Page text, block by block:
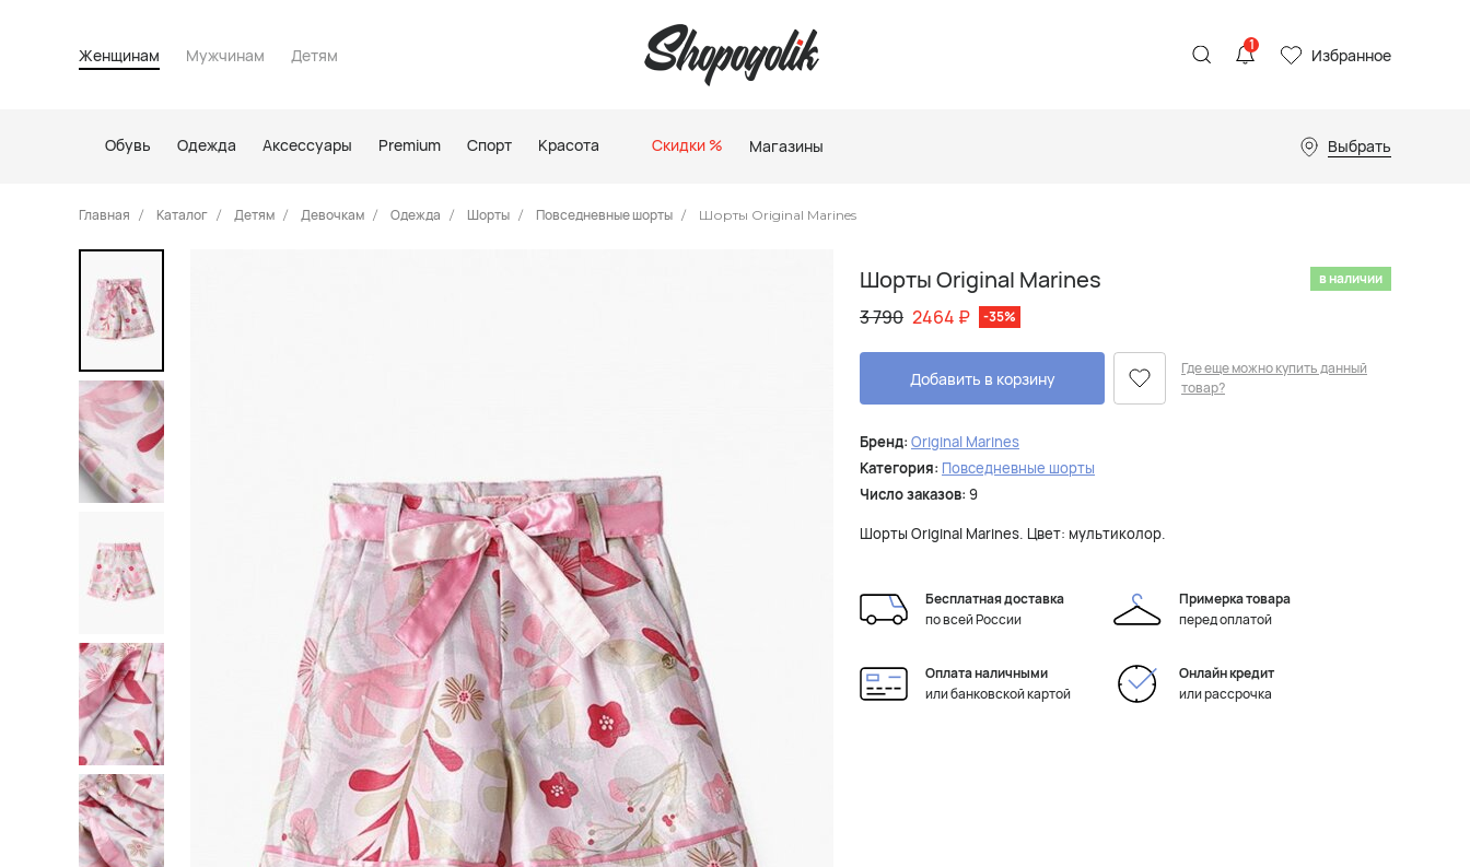
Женщинам Мужчинам Детям
1 Избранное
Обувь Одежда Аксессуары Premium Спорт Красота Скидки % Магазины Выбрать
Главная Каталог Детям Девочкам Одежда Шорты Повседневные шорты Шорты Original Marines
Шорты Original Marines в наличии
3 790 2464 ₽ -35%
Добавить в корзину
Где еще можно купить данный
товар?
Бренд: Original Marines
Категория: Повседневные шорты
Число заказов: 9
Шорты Original Marines. Цвет: мультиколор.
Бесплатная доставка
по всей России
Примерка товара
перед оплатой
Оплата наличными
или банковской картой
Онлайн кредит
или рассрочка